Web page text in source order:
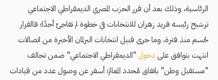
الرئاسية، وذلك بعد أن قرر الحزب المصري الديمقراطي الاجتماعي
ترشيح رئيسه فريد زهران للانتخابات في خطوة لم تفاجئ أحدًا؛ فالقرار
حُسم منذ فترة، وما جرى قبيل انتخابات البرلمان الأخيرة من اتصالات
انتهت بتوافق على دخول "الديمقراطي الاجتماعي" ضمن تحالف
"مستقبل وطن" باتفاق مُحدد المعالم؛ أسفر عن وصول عدد من قيادات